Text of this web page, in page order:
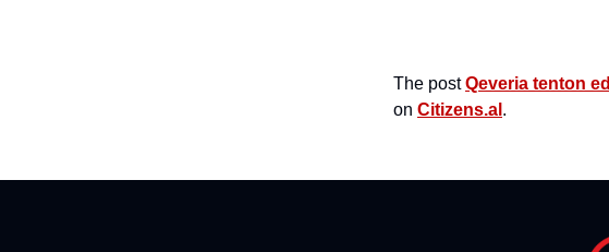
The postQeveria tenton
on Citizens.al .